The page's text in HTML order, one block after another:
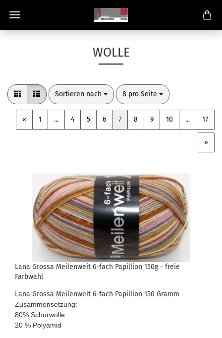
WOLLE
Sortieren nach
Sortieren nach 8 pro Seite
pro Seite
« 1 ... 4 5 6 7 8 9 10 ... 17
»
Lana Grossa Meilenweit 6-fach Papillion 150g - freie
Farbwahl
Lana Grossa Meilenweit 6-fach Papillion 150 Gramm
Zusammensetzung:
80% Schurwolle
20 % Polyamid